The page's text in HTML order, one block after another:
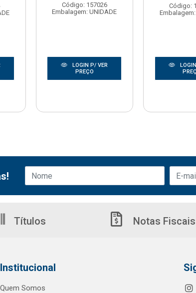
Código: 157026
Embalagem: UNIDADE
LOGIN P/ VER
PREÇO
Código:
Títulos Notas Fiscais
Institucional
Quem Somos